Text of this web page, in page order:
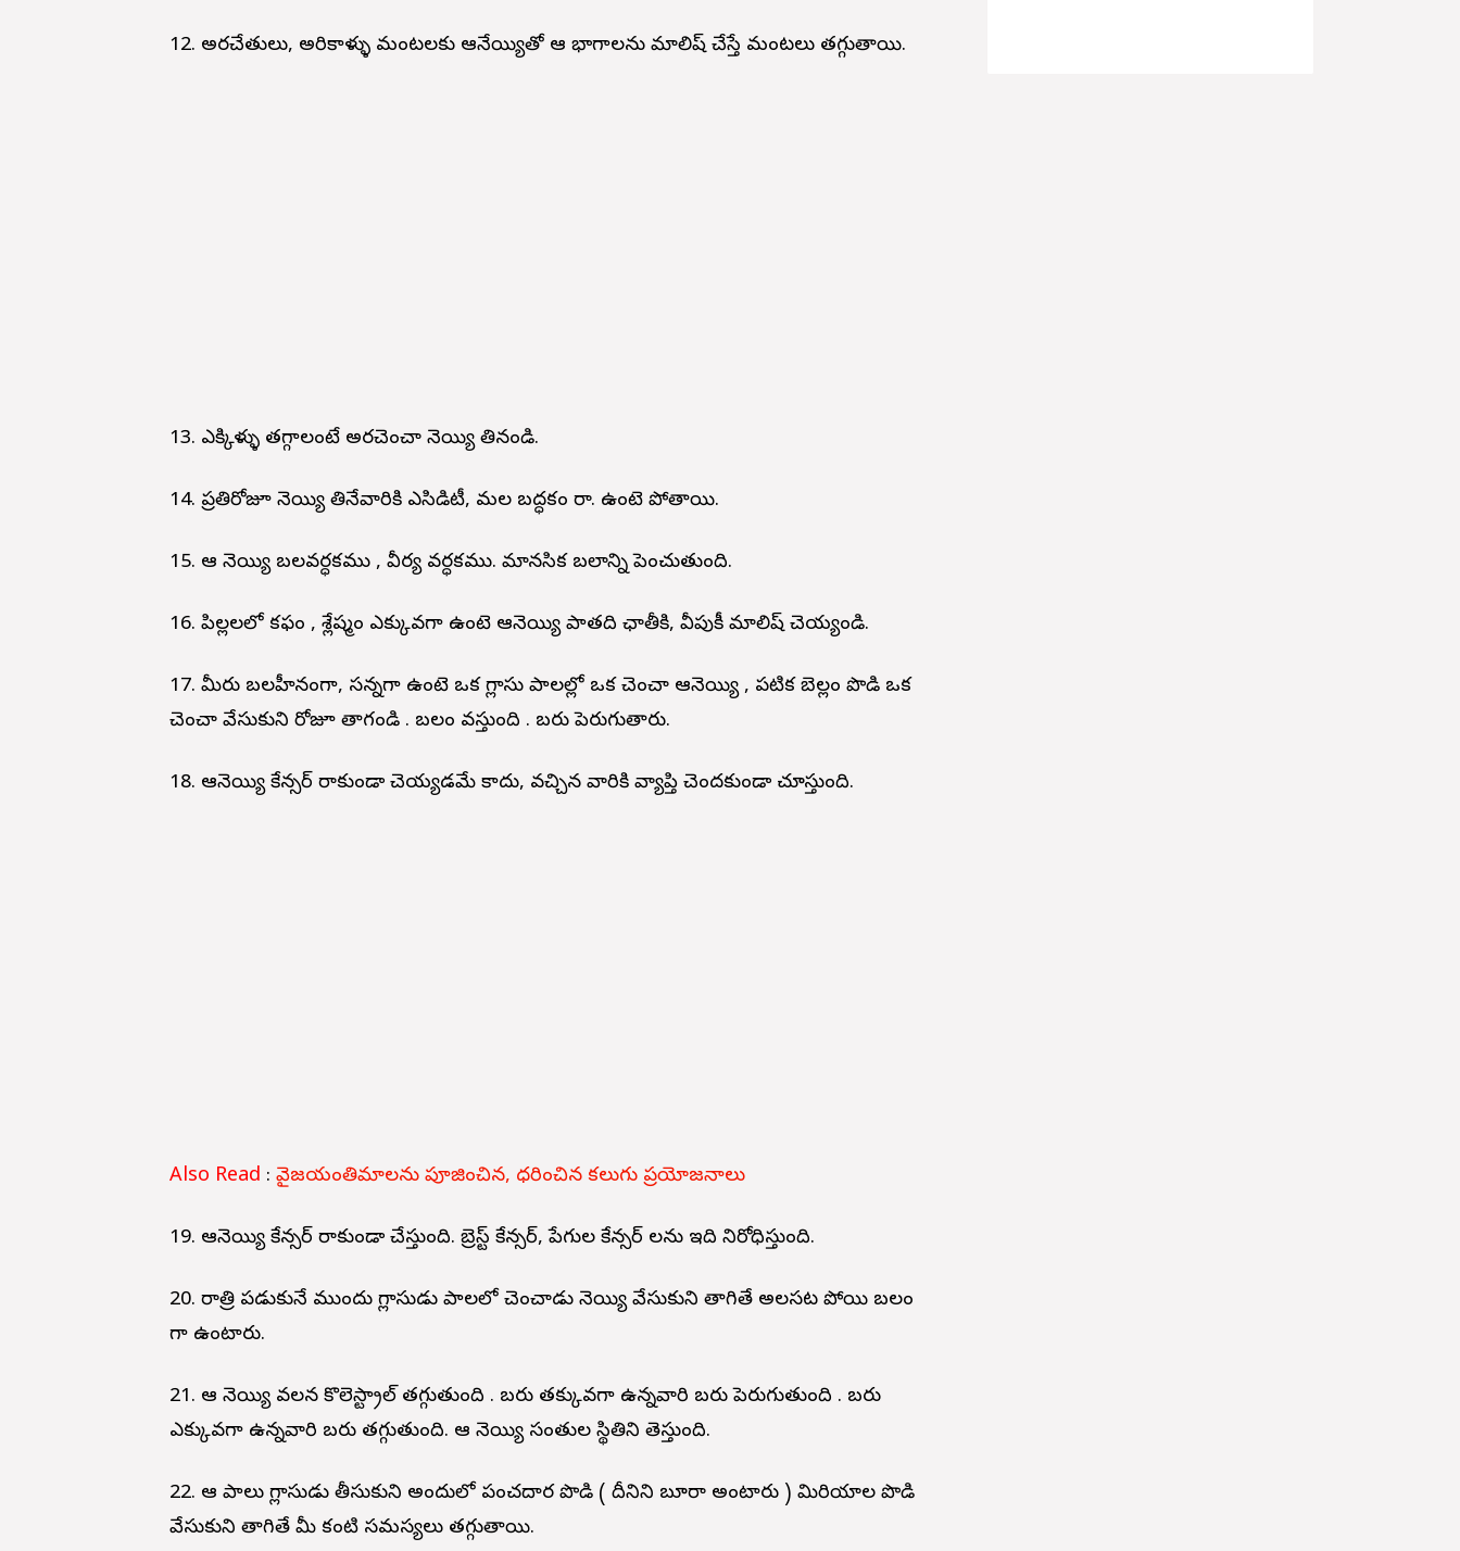
12. అరచేతులు, అరికాళ్ళు మంటలకు ఆవునేయ్యితో ఆ భాగాలను మాలిష్ చేస్తే మంటలు తగ్గుతాయి.
13. ఎక్కిళ్ళు తగ్గాలంటే అరచెంచా నెయ్యి తినండి.
14. ప్రతిరోజూ నెయ్యి తినేవారికి ఎసిడిటీ, మల బద్ధకం రావు. ఉంటె పోతాయి.
15. ఆవు నెయ్యి బలవర్ధకము , వీర్య వర్ధకము. మానసిక బలాన్ని పెంచుతుంది.
16. పిల్లలలో కఫం , శ్లేష్మం ఎక్కువగా ఉంటె ఆవునెయ్యి పాతది ఛాతీకి, వీపుకీ మాలిష్ చెయ్యండి.
17. మీరు బలహీనంగా, సన్నగా ఉంటె ఒక గ్లాసు పాలల్లో ఒక చెంచా ఆవునెయ్యి , పటిక బెల్లం పొడి ఒక
చెంచా వేసుకుని రోజూ తాగండి . బలం వస్తుంది . బరువు పెరుగుతారు.
18. ఆవునెయ్యి కేన్సర్ రాకుండా చెయ్యడమే కాదు, వచ్చిన వారికి వ్యాప్తి చెందకుండా చూస్తుంది.
Also Read : వైజయంతిమాలను పూజించిన, ధరించిన కలుగు ప్రయోజనాలు
19. ఆవునెయ్యి కేన్సర్ రాకుండా చేస్తుంది. బ్రెస్ట్ కేన్సర్, పేగుల కేన్సర్ లను ఇది నిరోధిస్తుంది.
20. రాత్రి పడుకునే ముందు గ్లాసుడు పాలలో చెంచాడు నెయ్యి వేసుకుని తాగితే అలసట పోయి బలం
గా ఉంటారు.
21. ఆవు నెయ్యి వలన కొలెస్ట్రాల్ తగ్గుతుంది . బరువు తక్కువగా ఉన్నవారి బరువు పెరుగుతుంది . బరువు
ఎక్కువగా ఉన్నవారి బరువు తగ్గుతుంది. ఆవు నెయ్యి సంతుల స్థితిని తెస్తుంది.
22. ఆవు పాలు గ్లాసుడు తీసుకుని అందులో పంచదార పొడి ( దీనిని బూరా అంటారు ) మిరియాల పొడి
వేసుకుని తాగితే మీ కంటి సమస్యలు తగ్గుతాయి.